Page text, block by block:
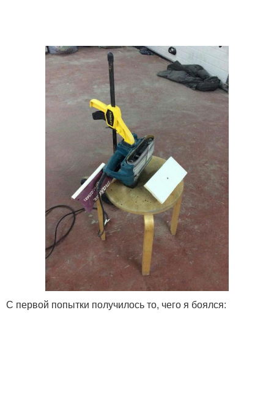
С первой попытки получилось то, чего я боялся: